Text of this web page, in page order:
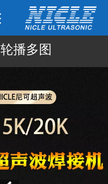
轮播多图